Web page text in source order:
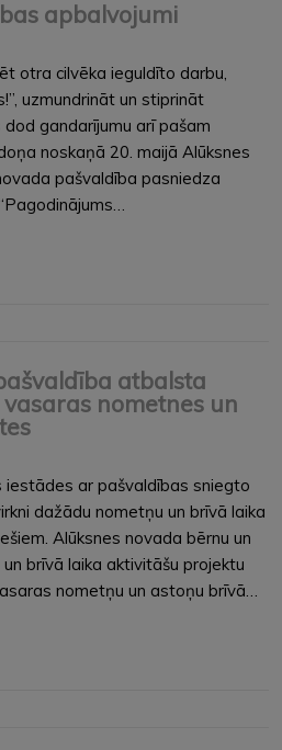
apbalvojumi
otra cilvēka ieguldīto darbu,
uzmundrināt un stiprināt
gandarījumu arī pašam
noskaņā 20. maijā Alūksnes
pašvaldība pasniedza
atbalsta
nometnes un
iestādes ar pašvaldības sniegto
dažādu nometņu un brīvā laika
Alūksnes novada bērnu un
brīvā laika aktivitāšu projektu
nometņu un astoņu brīvā…